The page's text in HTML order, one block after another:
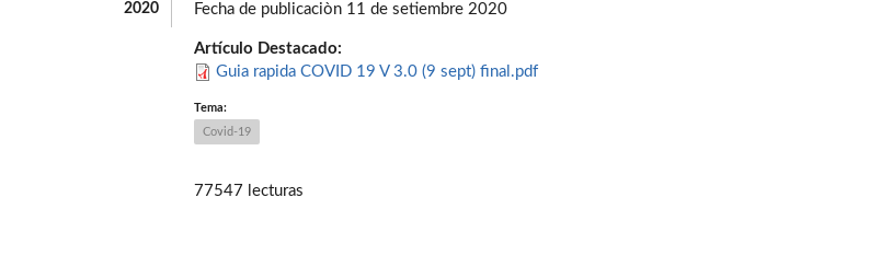
2020
Fecha de publicaciòn 11 de setiembre 2020
Artículo Destacado:
Guia rapida COVID 19 V 3.0 (9 sept) final.pdf
Tema:
Covid-19
77547 lecturas